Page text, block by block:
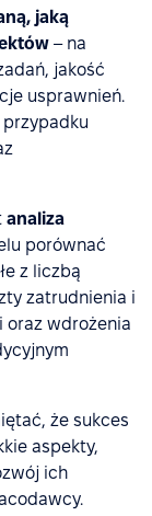
jaką
– na
jakość
usprawnień.
analiza
porównać
z liczbą
zatrudnienia i
oraz wdrożenia
że sukces
aspekty,
ich